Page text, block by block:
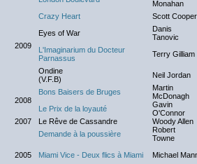
Monahan
2009
Crazy Heart Scott Cooper
Eyes of War
Danis
Tanovic
L'Imaginarium du Docteur
Parnassus
Terry Gilliam
Ondine
(V.F.B)
Neil Jordan
2008
Bons Baisers de Bruges
Martin
McDonagh
Le Prix de la loyauté
Gavin
O'Connor
2007
Le Rêve de Cassandre Woody Allen
2005
Demande à la poussière
Robert
Towne
Miami Vice - Deux flics à Miami Michael